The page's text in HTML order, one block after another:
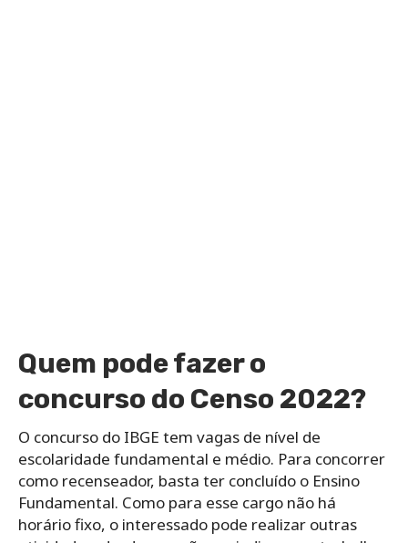
Quem pode fazer o
concurso do Censo 2022?
O concurso do IBGE tem vagas de nível de
escolaridade fundamental e médio. Para concorrer
como recenseador, basta ter concluído o Ensino
Fundamental. Como para esse cargo não há
horário fixo, o interessado pode realizar outras